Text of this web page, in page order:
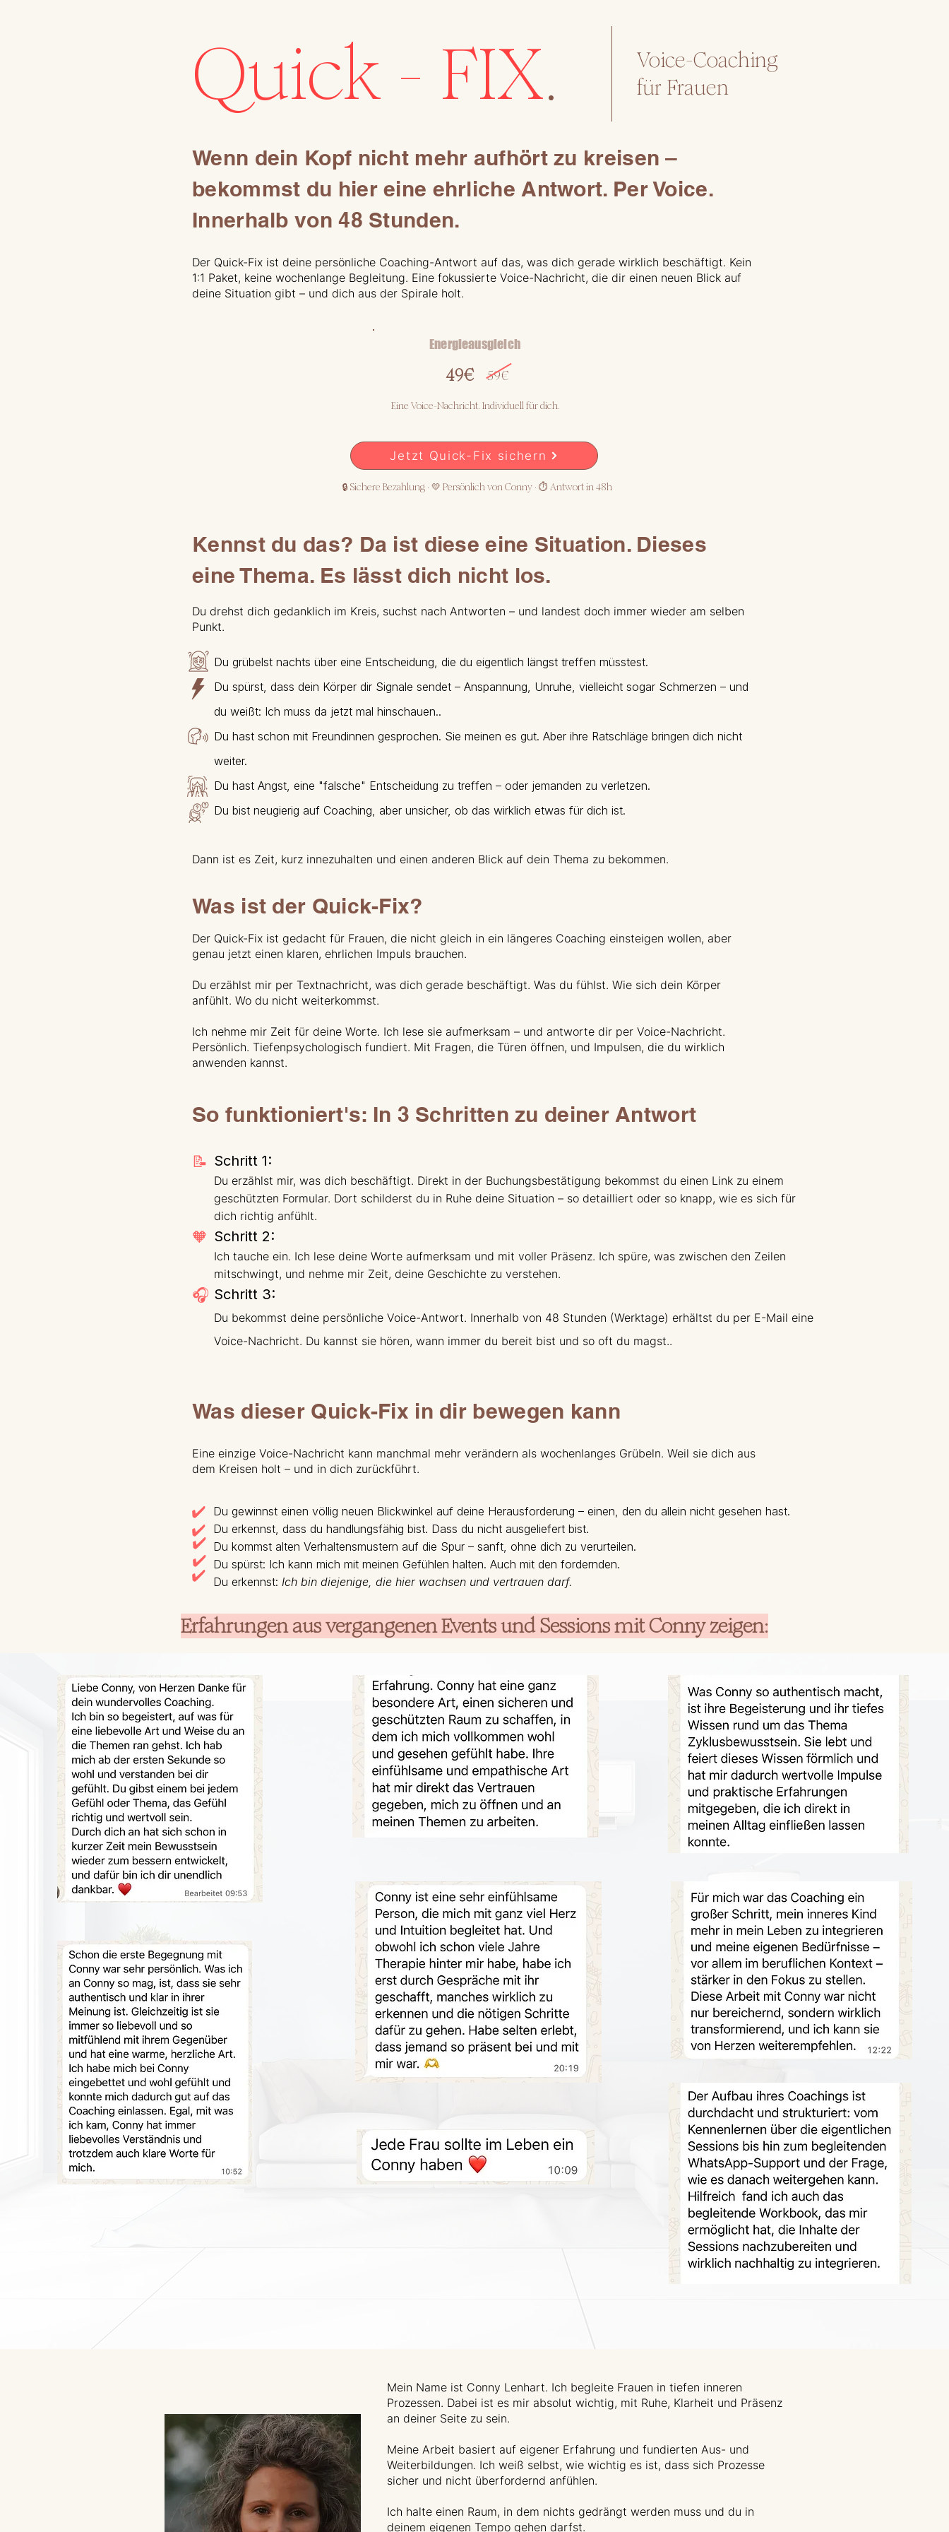
Quick - FIX.
Voice-Coaching
für Frauen
Wenn dein Kopf nicht mehr aufhört zu kreisen –
bekommst du hier eine ehrliche Antwort. Per Voice.
Innerhalb von 48 Stunden.
Der Quick-Fix ist deine persönliche Coaching-Antwort auf das, was dich gerade wirklich beschäftigt. Kein
1:1 Paket, keine wochenlange Begleitung. Eine fokussierte Voice-Nachricht, die dir einen neuen Blick auf
deine Situation gibt – und dich aus der Spirale holt.
Energieausgleich
49€ 59€
Eine Voice-Nachricht. Individuell für dich.
Jetzt Quick-Fix sichern
🔒 Sichere Bezahlung · 💛 Persönlich von Conny · ⏱ Antwort in 48h
Kennst du das? Da ist diese eine Situation. Dieses
eine Thema. Es lässt dich nicht los.
Du drehst dich gedanklich im Kreis, suchst nach Antworten – und landest doch immer wieder am selben
Punkt.
Du grübelst nachts über eine Entscheidung, die du eigentlich längst treffen müsstest.
Du spürst, dass dein Körper dir Signale sendet – Anspannung, Unruhe, vielleicht sogar Schmerzen – und
du weißt: Ich muss da jetzt mal hinschauen..​​
Du hast schon mit Freundinnen gesprochen. Sie meinen es gut. Aber ihre Ratschläge bringen dich nicht
weiter.
Du hast Angst, eine "falsche" Entscheidung zu treffen – oder jemanden zu verletzen.
Du bist neugierig auf Coaching, aber unsicher, ob das wirklich etwas für dich ist.
Dann ist es Zeit, kurz innezuhalten und einen anderen Blick auf dein Thema zu bekommen.
Was ist der Quick-Fix?
Der Quick-Fix ist gedacht für Frauen, die nicht gleich in ein längeres Coaching einsteigen wollen, aber
genau jetzt einen klaren, ehrlichen Impuls brauchen.
Du erzählst mir per Textnachricht, was dich gerade beschäftigt. Was du fühlst. Wie sich dein Körper
anfühlt. Wo du nicht weiterkommst.
Ich nehme mir Zeit für deine Worte. Ich lese sie aufmerksam – und antworte dir per Voice-Nachricht.
Persönlich. Tiefenpsychologisch fundiert. Mit Fragen, die Türen öffnen, und Impulsen, die du wirklich
anwenden kannst.
So funktioniert's: In 3 Schritten zu deiner Antwort
📝
🧡
🎧
Schritt 1:
Du erzählst mir, was dich beschäftigt. Direkt in der Buchungsbestätigung bekommst du einen Link zu einem
geschützten Formular. Dort schilderst du in Ruhe deine Situation – so detailliert oder so knapp, wie es sich für
dich richtig anfühlt.
Schritt 2:
Ich tauche ein. Ich lese deine Worte aufmerksam und mit voller Präsenz. Ich spüre, was zwischen den Zeilen
mitschwingt, und nehme mir Zeit, deine Geschichte zu verstehen.
Schritt 3:
Du bekommst deine persönliche Voice-Antwort. Innerhalb von 48 Stunden (Werktage) erhältst du per E-Mail eine
Voice-Nachricht. Du kannst sie hören, wann immer du bereit bist und so oft du magst..​​
Was dieser Quick-Fix in dir bewegen kann
Eine einzige Voice-Nachricht kann manchmal mehr verändern als wochenlanges Grübeln. Weil sie dich aus
dem Kreisen holt – und in dich zurückführt.
​✔️
✔️
Du gewinnst einen völlig neuen Blickwinkel auf deine Herausforderung – einen, den du allein nicht gesehen hast.
Du erkennst, dass du handlungsfähig bist. Dass du nicht ausgeliefert bist.
Du kommst alten Verhaltensmustern auf die Spur – sanft, ohne dich zu verurteilen.
Du spürst: Ich kann mich mit meinen Gefühlen halten. Auch mit den fordernden.
Du erkennst: Ich bin diejenige, die hier wachsen und vertrauen darf.
✔️
✔️
✔️
Erfahrungen aus vergangenen Events und Sessions mit Conny zeigen:
Mein Name ist Conny Lenhart. Ich begleite Frauen in tiefen inneren
Prozessen. Dabei ist es mir absolut wichtig, mit Ruhe, Klarheit und Präsenz
an deiner Seite zu sein.
Meine Arbeit basiert auf eigener Erfahrung und fundierten Aus- und
Weiterbildungen. Ich weiß selbst, wie wichtig es ist, dass sich Prozesse
sicher und nicht überfordernd anfühlen.
Ich halte einen Raum, in dem nichts gedrängt werden muss und du in
deinem eigenen Tempo gehen darfst.